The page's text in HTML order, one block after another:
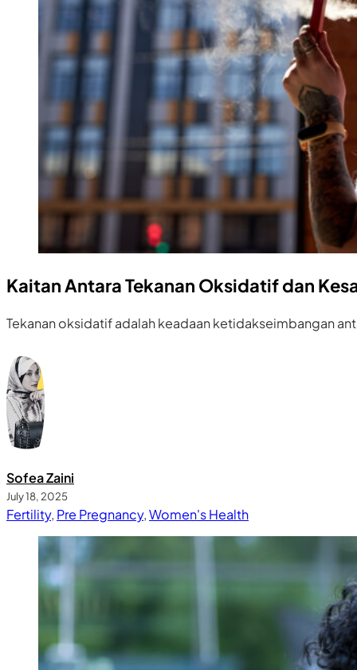
Kaitan Antara Tekanan Oksidatif dan
Tekanan oksidatif adalah keadaan ketidakseimbangan
Sofea Zaini
July 18, 2025
Fertility, Pre Pregnancy,Women's Health